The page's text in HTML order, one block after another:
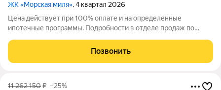
ЖК «Морская миля», 4 квартал 2026
Цена действует при 100% оплате и на определенные
ипотечные программы. Подробности в отделе продаж по
Общая площадь составляет 25.67 кв. м. Квартира с чистовой
отделкой. Жилой комплекс
Позвонить
11 262 150₽ –25%